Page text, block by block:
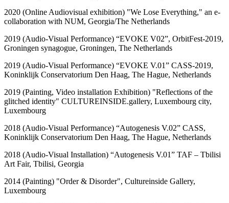
2020 (Online Audiovisual exhibition) "We Lose Everything," an e-
collaboration with NUM, Georgia/The Netherlands
2019 (Audio-Visual Performance) “EVOKE V02”, OrbitFest-2019,
Groningen synagogue, Groningen, The Netherlands
2019 (Audio-Visual Performance) “EVOKE V.01” CASS-2019,
Koninklijk Conservatorium Den Haag, The Hague, Netherlands
2019 (Painting, Video installation Exhibition) "Reflections of the
glitched identity" CULTUREINSIDE.gallery, Luxembourg city,
Luxembourg
2018 (Audio-Visual Performance) “Autogenesis V.02” CASS,
Koninklijk Conservatorium Den Haag, The Hague, Netherlands
2018 (Audio-Visual Installation) “Autogenesis V.01” TAF – Tbilisi
Art Fair, Tbilisi, Georgia
2014 (Painting) "Order & Disorder", Cultureinside Gallery,
Luxembourg